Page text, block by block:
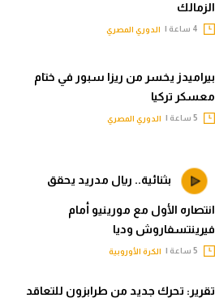
الزمالك
الدوري المصري
بيراميدز يخسر من ريزا سبور في ختام
معسكر تركيا
الدوري المصري
بثنائية.. ريال مدريد يحقق
انتصاره الأول مع مورينيو أمام
فيرينتسفاروش وديا
الكرة الأوروبية
تقرير: تحرك جديد من طرابزون للتعاقد